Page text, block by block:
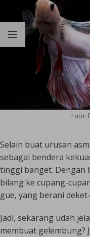
Foto:
Selain buat urusan
sebagai bendera
tinggi banget. Dengan
bilang ke cupang-
gue, yang berani
Jadi, sekarang udah
membuat gelembung?